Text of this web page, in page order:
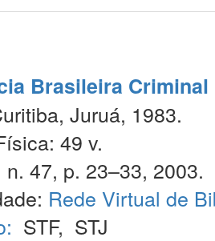
Brasileira Criminal
Juruá, 1983.
49 v.
47, p. 23–33, 2003.
Rede Virtual de
STF, STJ